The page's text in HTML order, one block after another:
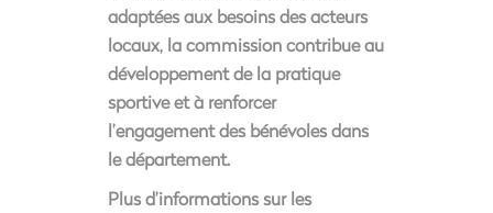
adaptées aux besoins des acteurs
locaux, la commission contribue au
développement de la pratique
sportive et à renforcer
l’engagement des bénévoles dans
le département.
Plus d’informations sur les